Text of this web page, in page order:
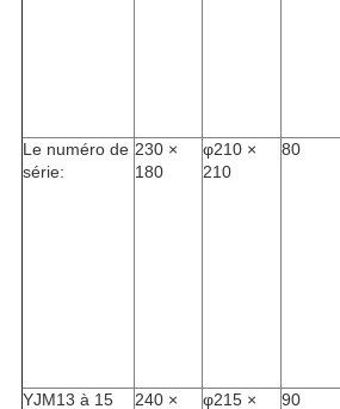
Le numéro de
série:
230 ×
180
φ210 ×
210
80
YJM13 à 15 240 × φ215 × 90